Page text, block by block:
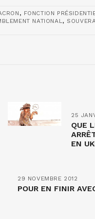
, FONCTION
NATIONAL ,
25
QUE
EN
29 NOVEMBRE 2012
POUR EN FINIR